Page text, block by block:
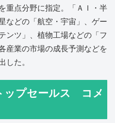
重点分野に指定。「ＡＩ・半
などの「航空・宇宙」、ゲー
ンツ」、植物工場などの「フ
産業の市場の成長予測などを
した。
ップセールス コメ